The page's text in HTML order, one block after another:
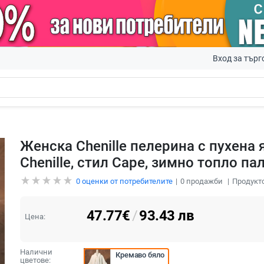
Вход за
Женска Chenille пелерина с пухена
Chenille, стил Cape, зимно топло
0оценки от потребителите 0продажби
Цена: 47.77€/93.43 лв
Налични
цветове:
Кремаво бяло